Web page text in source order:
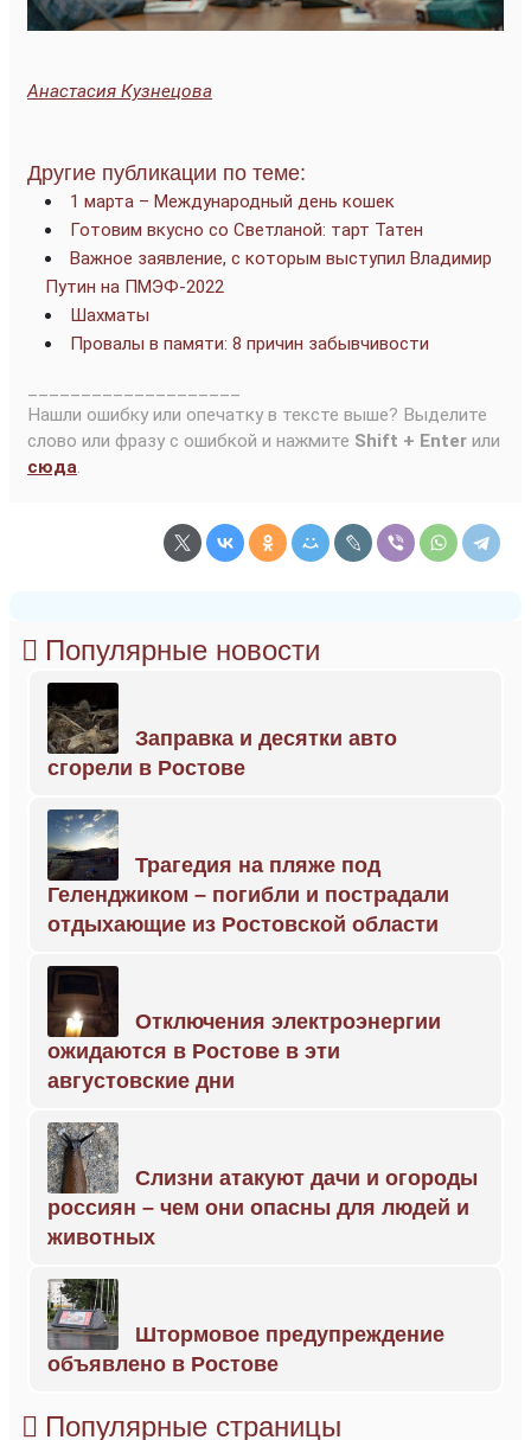
Анастасия Кузнецова
Другие публикации по теме:
1 марта – Международный день кошек
Готовим вкусно со Светланой: тарт Татен
Важное заявление, с которым выступил Владимир
Путин на ПМЭФ-2022
Шахматы
Провалы в памяти: 8 причин забывчивости
Нашли ошибку или опечатку в тексте выше? Выделите
слово или фразу с ошибкой и нажмите Shift + Enter или
сюда.
Популярные новости
Заправка и десятки авто
сгорели в Ростове
Трагедия на пляже под
Геленджиком – погибли и пострадали
отдыхающие из Ростовской области
Отключения электроэнергии
ожидаются в Ростове в эти
августовские дни
Слизни атакуют дачи и огороды
россиян – чем они опасны для людей и
животных
Штормовое предупреждение
объявлено в Ростове
Популярные страницы